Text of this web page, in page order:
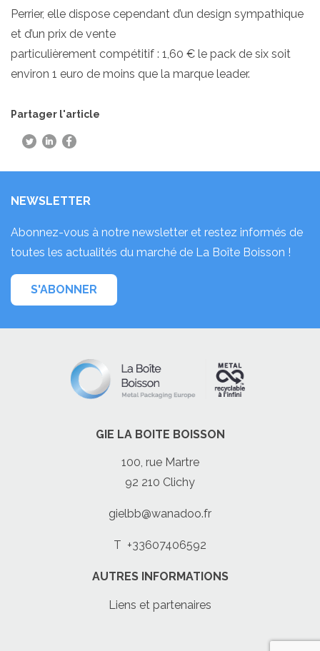
Perrier, elle dispose cependant d’un design sympathique
et d’un prix de vente
particulièrement compétitif : 1,60 € le pack de six soit
environ 1 euro de moins que la marque leader.
Partager l'article
NEWSLETTER
Abonnez-vous à notre newsletter et restez informés de
toutes les actualités du marché de La Boîte Boisson !
S'ABONNER
GIE LA BOITE BOISSON
100, rue Martre
92 210 Clichy
gielbb@wanadoo.fr
T +33607406592
AUTRES INFORMATIONS
Liens et partenaires